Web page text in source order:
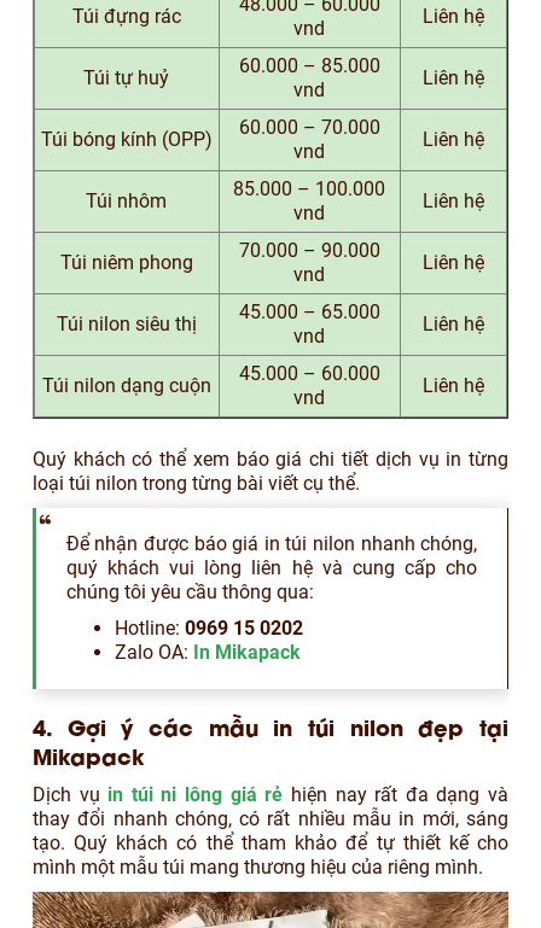
Túi đựng rác
vnd
Liên hệ
Túi tự huỷ
60.000 – 85.000
vnd
Liên hệ
Túi bóng kính (OPP)
60.000 – 70.000
vnd
Liên hệ
Túi nhôm
85.000 – 100.000
vnd
Liên hệ
Túi niêm phong
70.000 – 90.000
vnd
Liên hệ
Túi nilon siêu thị
45.000 – 65.000
vnd
Liên hệ
Túi nilon dạng cuộn
45.000 – 60.000
vnd
Liên hệ
Quý khách có thể xem báo giá chi tiết dịch vụ in từng
loại túi nilon trong từng bài viết cụ thể.
Để nhận được báo giá in túi nilon nhanh chóng,
quý khách vui lòng liên hệ và cung cấp cho
chúng tôi yêu cầu thông qua:
Hotline: 0969 15 0202
Zalo OA: In Mikapack
4. Gợi ý các mẫu in túi nilon đẹp tại
Mikapack
Dịch vụ in túi ni lông giá rẻ hiện nay rất đa dạng và
thay đổi nhanh chóng, có rất nhiều mẫu in mới, sáng
tạo. Quý khách có thể tham khảo để tự thiết kế cho
mình một mẫu túi mang thương hiệu của riêng mình.